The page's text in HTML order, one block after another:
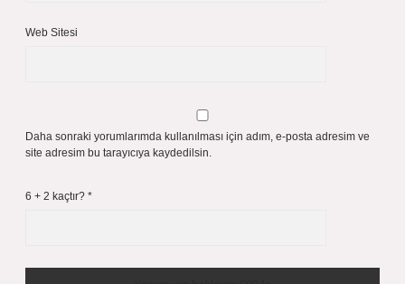
Web Sitesi
Daha sonraki yorumlarımda kullanılması için adım, e-posta adresim ve
site adresim bu tarayıcıya kaydedilsin.
6 + 2 kaçtır? *